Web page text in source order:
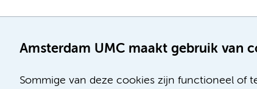
Amsterdam UMC maakt gebruik van
Sommige van deze cookies zijn functioneel of